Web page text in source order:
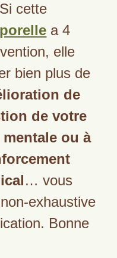
cette
a 4
elle
bien plus de
de
de votre
ou à
… vous
exhaustive
Bonne